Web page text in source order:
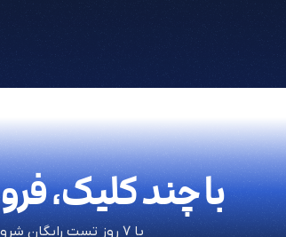
با چند کلیک،
با ۷ روز تست رایگان شروع کنید و با امکانات پرتال آشنا شوید